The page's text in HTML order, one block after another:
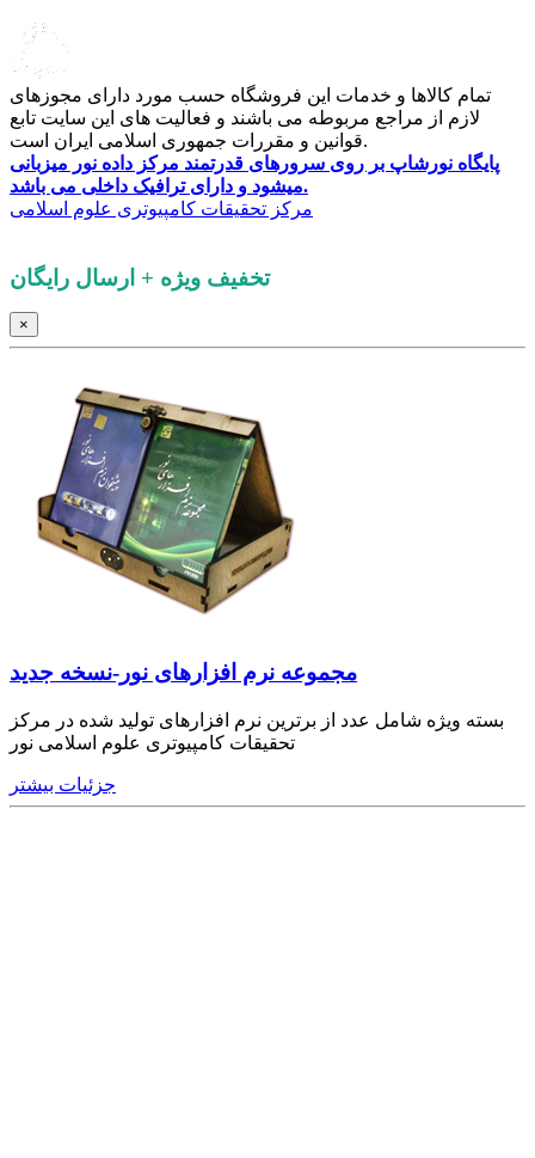
تمام کالاها و خدمات این فروشگاه حسب مورد دارای مجوزهای
لازم از مراجع مربوطه می باشند و فعالیت های این سایت تابع
قوانین و مقررات جمهوری اسلامی ایران است.
پایگاه نورشاپ بر روی سرورهای قدرتمند مرکز داده نور میزبانی
میشود و دارای ترافیک داخلی می باشد.
مرکز تحقیقات کامپیوتری علوم اسلامی
تخفیف ویژه + ارسال رایگان
×
مجموعه نرم‌ افزارهای نور-نسخه جدید
بسته ویژه شامل عدد از برترین نرم افزارهای تولید شده در مرکز
تحقیقات کامپیوتری علوم اسلامی نور
جزئیات بیشتر